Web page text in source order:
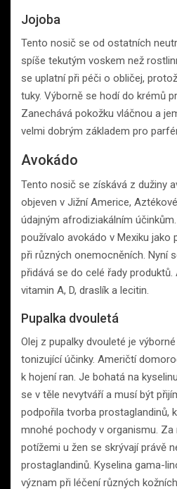
Jojoba
Tento nosič se od ostatních
spíše tekutým voskem než
se uplatní při péči o obličej,
tuky. Výborně se hodí do krémů
Zanechává pokožku vláčnou a
velmi dobrým základem pro
Avokádo
Tento nosič se získává z dužiny
objeven v Jižní Americe,
údajným afrodiziakálním
používalo avokádo v Mexiku jako
při různých onemocněních. Nyní
přidává se do celé řady
vitamin A, D, draslík a lecitin.
Pupalka dvouletá
Olej z pupalky dvouleté je
tonizující účinky. Američtí
k hojení ran. Je bohatá na
se v těle nevytváří a musí být
podpořila tvorba prostaglandinů,
mnohé pochody v organismu.
potížemi u žen se skrývají právě
prostaglandinů. Kyselina gama-
význam při léčení různých